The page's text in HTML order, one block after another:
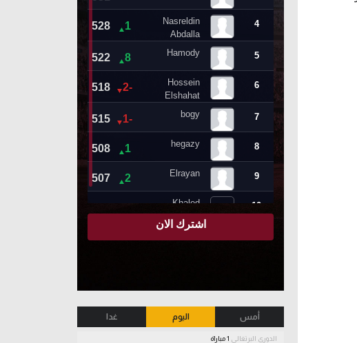
أمس اليوم غدا
الدوري البرتغالي